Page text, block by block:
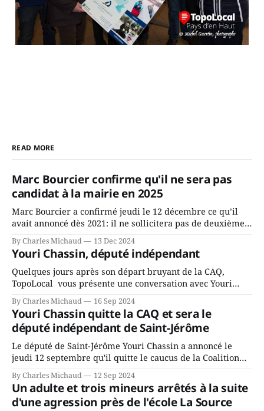
READ MORE
Marc Bourcier confirme qu'il ne sera pas
candidat à la mairie en 2025
Marc Bourcier a confirmé jeudi le 12 décembre ce qu’il
avait annoncé dès 2021: il ne sollicitera pas de deuxième
mandat à titre de maire de Saint-Jérôme. Bourcier en a
fait l’annonce en s’adressant aux employés de la ville,
rassemblés en soirée pour leur traditionnel souper
By Charles Michaud 13 Dec 2024
Youri Chassin, député indépendant
Quelques jours après son départ bruyant de la CAQ,
TopoLocal vous présente une conversation avec Youri
Chassin. Nous avons causé de sa décision. Y songeait-il
depuis longtemps? Sera-t-il candidat indépendant dans 2
ans? Joindrait-il un autre parti, par exemple les
conservateurs d’Éric Duhaime? Que lui
By Charles Michaud 16 Sep 2024
Youri Chassin quitte la CAQ et sera le
député indépendant de Saint-Jérôme
Le député de Saint-Jérôme Youri Chassin a annoncé le
jeudi 12 septembre qu'il quitte le caucus de la Coalition
Avenir Québec de François Legault parce qu'il est déçu du
gouvernement de la CAQ, surtout de son incapacité, qu'il
juge chronique, à offrir des
By Charles Michaud 12 Sep 2024
Un adulte et trois mineurs arrêtés à la suite
d'une agression près de l'école La Source